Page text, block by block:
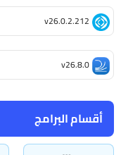
أقسام البرامج
v26.0.2.212
v26.8.0